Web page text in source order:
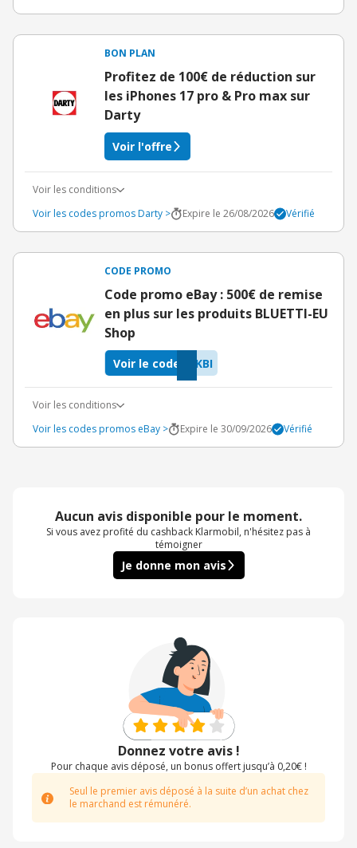
BON PLAN
Profitez de 100€ de réduction sur
les iPhones 17 pro & Pro max sur
Darty
Voir l'offre
Voir les conditions
Voir les codes promos Darty >
Expire le 26/08/2026 Vérifié
CODE PROMO
Code promo eBay : 500€ de remise
en plus sur les produits BLUETTI-EU
Shop
KBI
Voir le code
Voir les conditions
Voir les codes promos eBay >
Expire le 30/09/2026 Vérifié
Aucun avis disponible pour le moment.
Si vous avez profité du cashback Klarmobil, n'hésitez pas à
témoigner
Je donne mon avis
Donnez votre avis !
Pour chaque avis déposé, un bonus offert jusqu’à 0,20€ !
Seul le premier avis déposé à la suite d’un achat chez
le marchand est rémunéré.